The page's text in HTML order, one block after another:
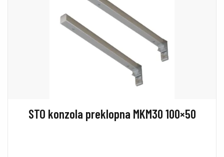
STO konzola preklopna MKM30 100×50